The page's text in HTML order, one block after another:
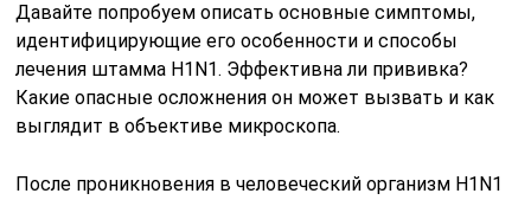
Давайте попробуем описать основные симптомы,
идентифицирующие его особенности и способы
лечения штамма H1N1. Эффективна ли прививка?
Какие опасные осложнения он может вызвать и как
выглядит в объективе микроскопа.
После проникновения в человеческий организм H1N1